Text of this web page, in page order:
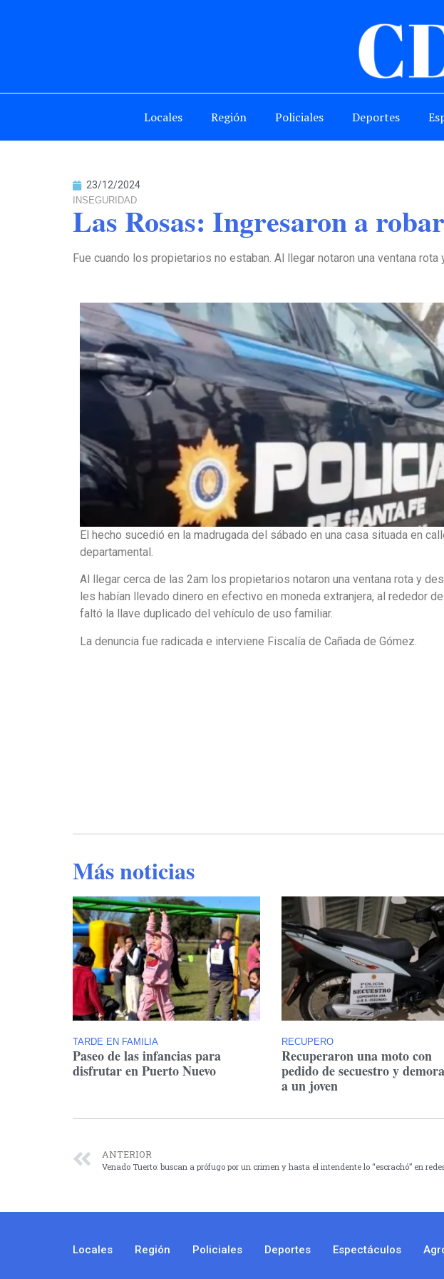
Locales Región Policiales Deportes
23/12/2024
INSEGURIDAD
Las Rosas: Ingresaron a
Fue cuando los propietarios no estaban. Al llegar notaron una ventana
El hecho sucedió en la madrugada del sábado en una casa situada en
departamental.
Al llegar cerca de las 2am los propietarios notaron una ventana rota y
les habían llevado dinero en efectivo en moneda extranjera, al rededor
faltó la llave duplicado del vehículo de uso familiar.
La denuncia fue radicada e interviene Fiscalía de Cañada de Gómez.
Más noticias
TARDE EN FAMILIA
Paseo de las infancias para
disfrutar en Puerto Nuevo
RECUPERO
Recuperaron una moto con
pedido de secuestro y
a un joven
ANTERIOR
Venado Tuerto: buscan a prófugo por un crimen y hasta el intendente lo “escrachó” en
Locales Región Policiales Deportes Espectáculos